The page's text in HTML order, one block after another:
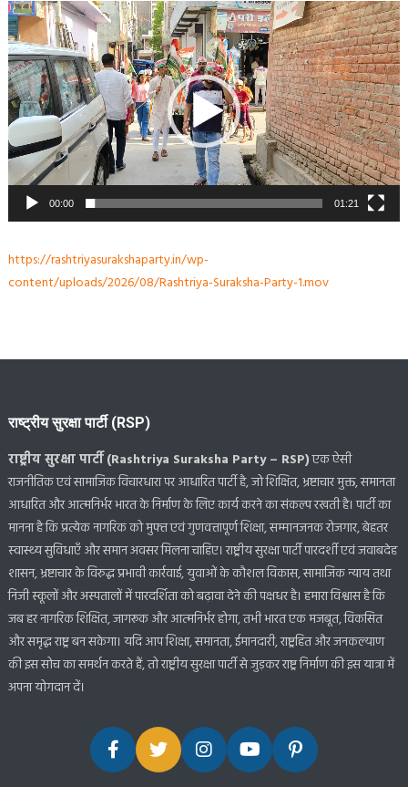
Video
Player
00:00 01:21
https://rashtriyasurakshaparty.in/wp-
content/uploads/2026/08/Rashtriya-Suraksha-Party-1.mov
राष्ट्रीय सुरक्षा पार्टी (RSP)
राष्ट्रीय सुरक्षा पार्टी (Rashtriya Suraksha Party – RSP)एक ऐसी
राजनीतिक एवं सामाजिक विचारधारा पर आधारित पार्टी है, जो शिक्षित, भ्रष्टाचार मुक्त, समानता
आधारित और आत्मनिर्भर भारत के निर्माण के लिए कार्य करने का संकल्प रखती है। पार्टी का
मानना है कि प्रत्येक नागरिक को मुफ्त एवं गुणवत्तापूर्ण शिक्षा, सम्मानजनक रोजगार, बेहतर
स्वास्थ्य सुविधाएँ और समान अवसर मिलना चाहिए। राष्ट्रीय सुरक्षा पार्टी पारदर्शी एवं जवाबदेह
शासन, भ्रष्टाचार के विरुद्ध प्रभावी कार्रवाई, युवाओं के कौशल विकास, सामाजिक न्याय तथा
निजी स्कूलों और अस्पतालों में पारदर्शिता को बढ़ावा देने की पक्षधर है। हमारा विश्वास है कि
जब हर नागरिक शिक्षित, जागरूक और आत्मनिर्भर होगा, तभी भारत एक मजबूत, विकसित
और समृद्ध राष्ट्र बन सकेगा। यदि आप शिक्षा, समानता, ईमानदारी, राष्ट्रहित और जनकल्याण
की इस सोच का समर्थन करते हैं, तो राष्ट्रीय सुरक्षा पार्टी से जुड़कर राष्ट्र निर्माण की इस यात्रा में
अपना योगदान दें।